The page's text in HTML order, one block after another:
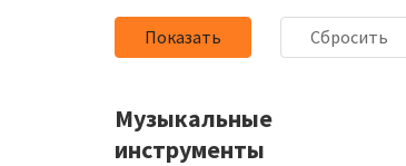
Музыкальные
инструменты